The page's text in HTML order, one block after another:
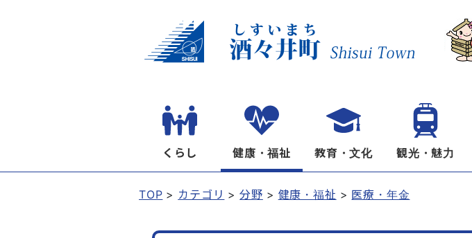
くらし 健康・福祉 教育・文化 観光・魅力
TOP カテゴリ 分野 健康・福祉 医療・年金